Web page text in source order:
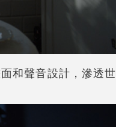
和聲音設計，滲透世